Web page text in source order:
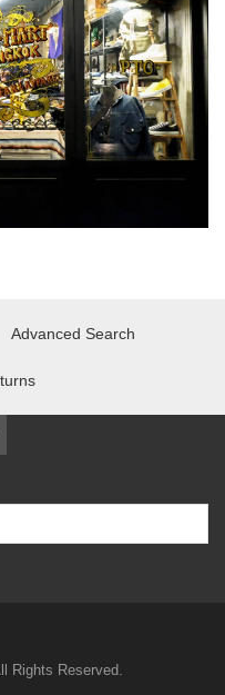
Advanced Search
Rights Reserved.